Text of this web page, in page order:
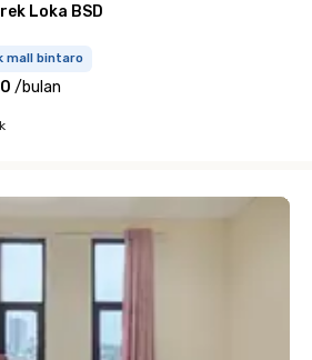
Loka BSD
mall bintaro
/bulan